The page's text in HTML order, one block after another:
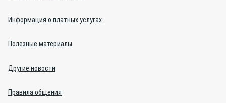
Информация о платных услугах
Полезные материалы
Другие новости
Правила общения